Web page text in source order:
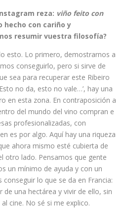
reza: viño feito con
hecho con cariño y
resumir vuestra filosofía?
esto. Lo primero, demostrarnos a
conseguirlo, pero si sirve de
sea para recuperar este Ribeiro
no da, esto no vale…’, hay una
en esta zona. En contraposición a
del mundo del vino compran e
profesionalizadas, con
es por algo. Aquí hay una riqueza
ahora mismo esté cubierta de
otro lado. Pensamos que gente
un mínimo de ayuda y con un
lo que se da en Francia:
una hectárea y vivir de ello, sin
cine. No sé si me explico.